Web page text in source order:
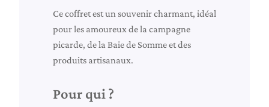
Ce coffret est un souvenir charmant, idéal
pour les amoureux de la campagne
picarde, de la Baie de Somme et des
produits artisanaux.
Pour qui ?